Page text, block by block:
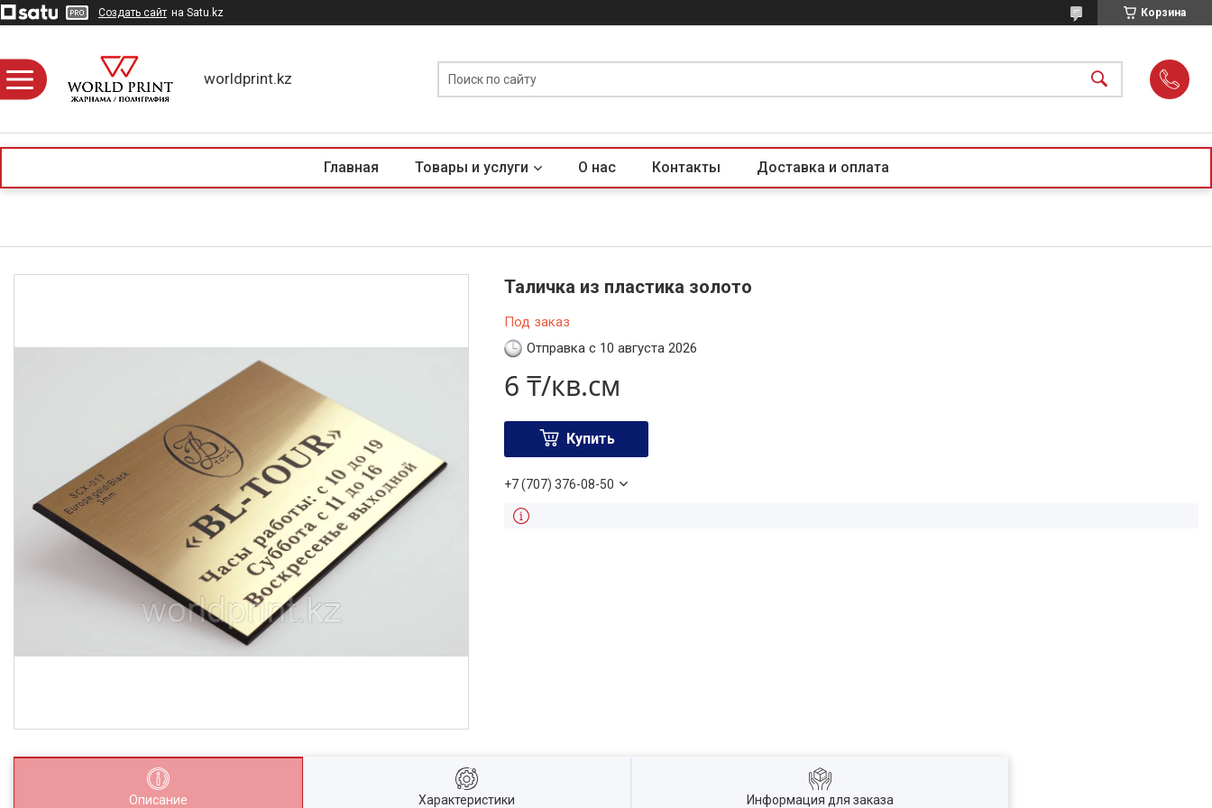
Создать сайт на Satu.kz Корзина
worldprint.kz
Главная Товары и услуги О нас Контакты Доставка и оплата
Таличка из пластика золото
Под заказ
Отправка с 10 августа 2026
6 ₸/кв.см
Купить
+7 (707) 376-08-50
Описание Характеристики Информация для заказа